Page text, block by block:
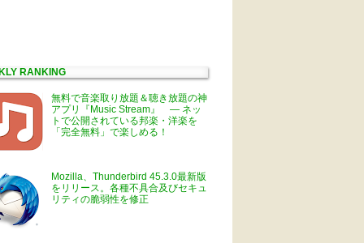
RANKING
無料で音楽取り放題＆聴き放題の神
アプリ『Music Stream』 ― ネッ
トで公開されている邦楽・洋楽を
「完全無料」で楽しめる！
Mozilla、Thunderbird 45.3.0最新版
をリリース。各種不具合及びセキュ
リティの脆弱性を修正